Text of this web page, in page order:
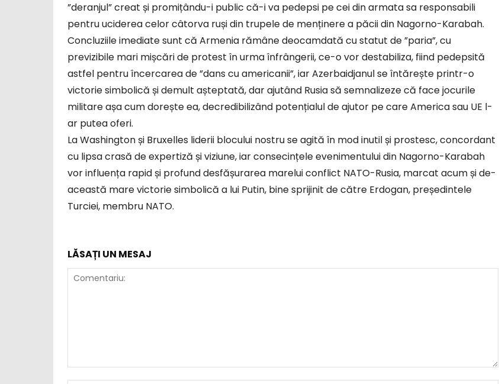
”deranjul” creat și promițându-i public că-i va pedepsi pe cei din armata sa responsabili
pentru uciderea celor câtorva ruși din trupele de menținere a păcii din Nagorno-Karabah.
Concluziile imediate sunt că Armenia rămâne deocamdată cu statut de ”paria”, cu
previzibile mari mișcări de protest în urma înfrângerii, ce-o vor destabiliza, fiind pedepsită
astfel pentru încercarea de ”dans cu americanii”, iar Azerbaidjanul se întărește printr-o
victorie simbolică și demult așteptată, dar ajutând Rusia să semnalizeze că face jocurile
militare așa cum dorește ea, decredibilizând potențialul de ajutor pe care America sau UE l-
ar putea oferi.
La Washington și Bruxelles liderii blocului nostru se agită în mod inutil și prostesc, concordant
cu lipsa crasă de expertiză și viziune, iar consecințele evenimentului din Nagorno-Karabah
vor influența rapid și profund desfășurarea marelui conflict NATO-Rusia, marcat acum și de-
această mare victorie simbolică a lui Putin, bine sprijinit de către Erdogan, președintele
Turciei, membru NATO.
LĂSAȚI UN MESAJ